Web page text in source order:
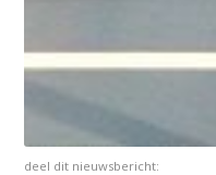
deel dit nieuwsbericht: